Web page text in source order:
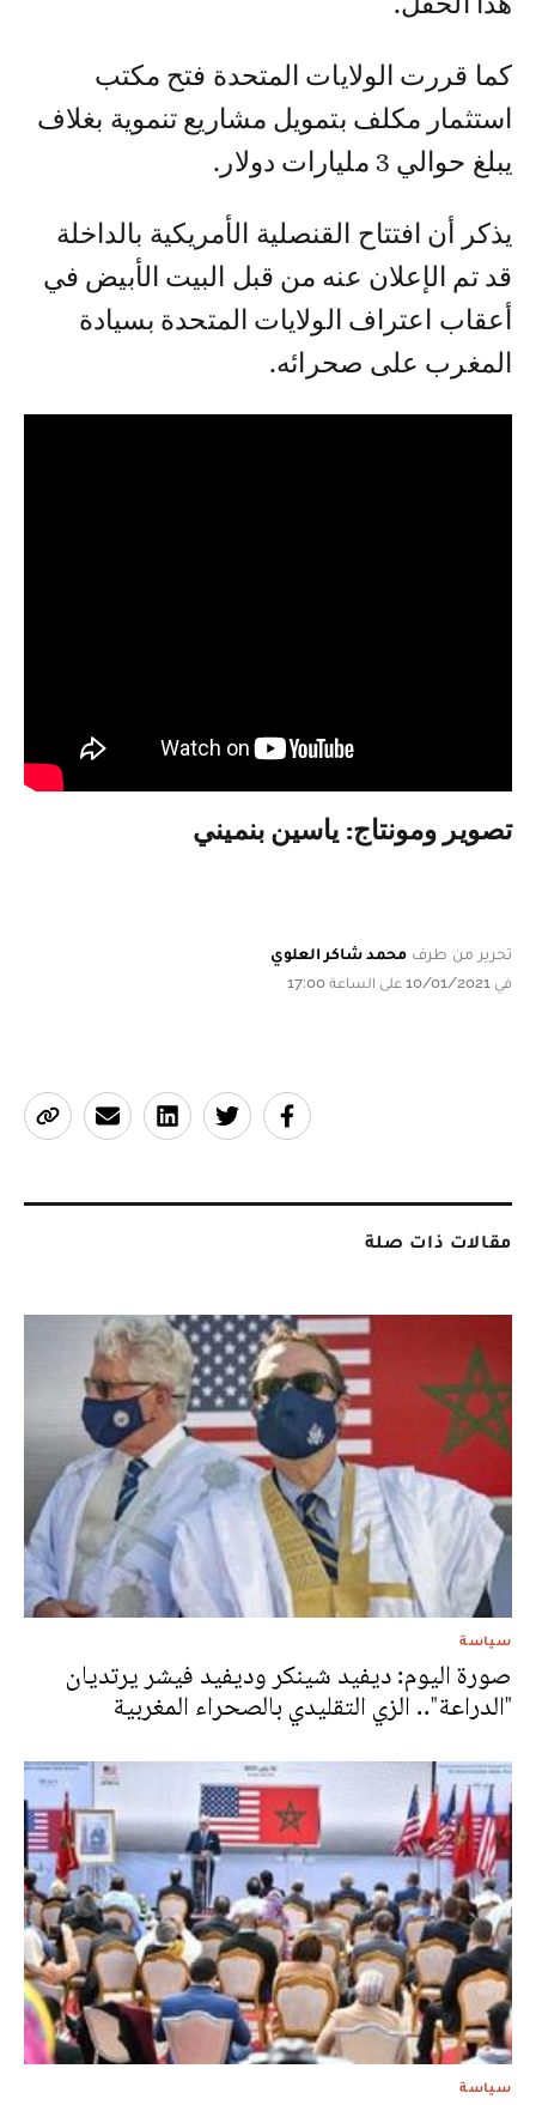
كما قررت الولايات المتحدة فتح مكتب
استثمار مكلف بتمويل مشاريع تنموية بغلاف
يبلغ حوالي 3 مليارات دولار.
يذكر أن افتتاح القنصلية الأمريكية بالداخلة
قد تم الإعلان عنه من قبل البيت الأبيض في
أعقاب اعتراف الولايات المتحدة بسيادة
المغرب على صحرائه.
تصوير ومونتاج: ياسين بنميني
تحرير من طرف محمد شاكر العلوي
في 10/01/2021 على الساعة 17:00
مقالات ذات صلة
سياسة
صورة اليوم: ديفيد شينكر وديفيد فيشر يرتديان
"الدراعة".. الزي التقليدي بالصحراء المغربية
سياسة